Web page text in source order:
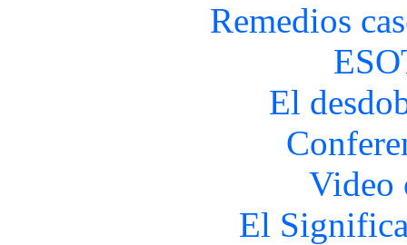
Remedios
El
Video
El